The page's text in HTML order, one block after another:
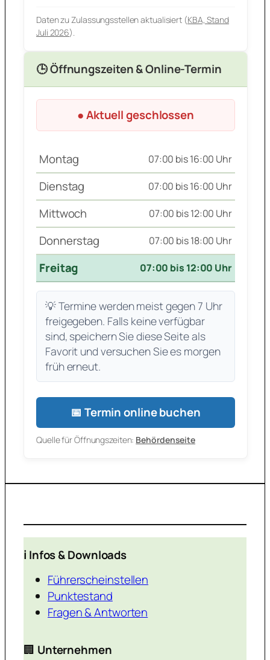
Daten zu Zulassungsstellen aktualisiert (KBA, Stand
Juli 2026).
🕒 Öffnungszeiten & Online-Termin
● Aktuell geschlossen
Montag 07:00 bis 16:00 Uhr
Dienstag 07:00 bis 16:00 Uhr
Mittwoch 07:00 bis 12:00 Uhr
Donnerstag 07:00 bis 18:00 Uhr
Freitag 07:00 bis 12:00 Uhr
💡 Termine werden meist gegen 7 Uhr
freigegeben. Falls keine verfügbar
sind, speichern Sie diese Seite als
Favorit und versuchen Sie es morgen
früh erneut.
📅 Termin online buchen
Quelle für Öffnungszeiten: Behördenseite
ℹ️ Infos & Downloads
Führerscheinstellen
Punktestand
Fragen & Antworten
🏢 Unternehmen